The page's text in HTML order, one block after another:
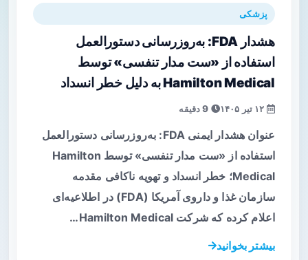
پزشکی
هشدار FDA: به‌روزرسانی دستورالعمل
استفاده از «ست مدار تنفسی» توسط
Hamilton Medical به دلیل خطر انسداد
عنوان هشدار ایمنی FDA: به‌روزرسانی دستورالعمل
استفاده از «ست مدار تنفسی» توسط Hamilton
Medical؛ خطر انسداد و تهویه ناکافی مقدمه
سازمان غذا و داروی آمریکا (FDA) در اطلاعیه‌ای
اعلام کرده که شرکت Hamilton Medical…
بیشتر بخوانید